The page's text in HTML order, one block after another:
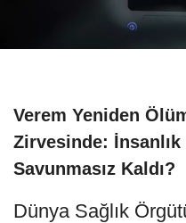
Verem Yeniden
Zirvesinde: İnsanlık
Savunmasız Kaldı?
Dünya Sağlık